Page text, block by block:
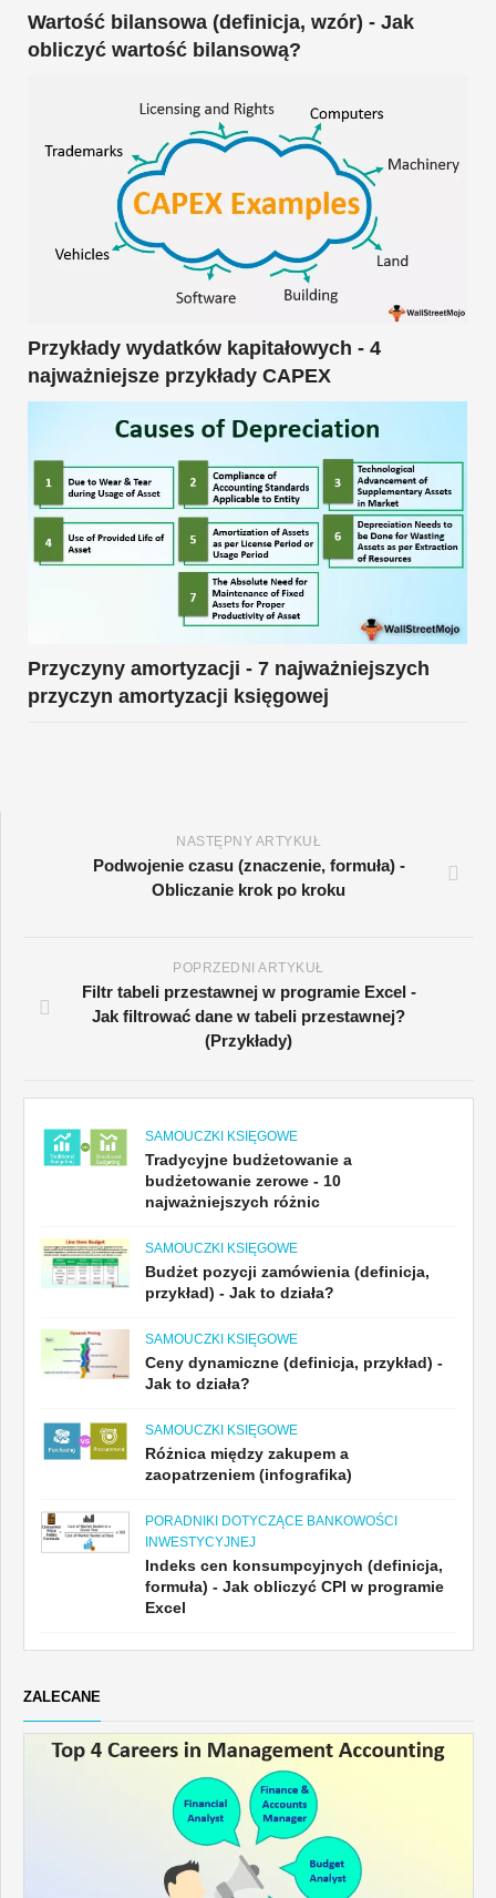
Wartość bilansowa (definicja, wzór) - Jak
obliczyć wartość bilansową?
Przykłady wydatków kapitałowych - 4
najważniejsze przykłady CAPEX
Przyczyny amortyzacji - 7 najważniejszych
przyczyn amortyzacji księgowej
NASTĘPNY ARTYKUŁ
Podwojenie czasu (znaczenie, formuła) -
Obliczanie krok po kroku
POPRZEDNI ARTYKUŁ
Filtr tabeli przestawnej w programie Excel -
Jak filtrować dane w tabeli przestawnej?
(Przykłady)
SAMOUCZKI KSIĘGOWE
Tradycyjne budżetowanie a
budżetowanie zerowe - 10
najważniejszych różnic
SAMOUCZKI KSIĘGOWE
Budżet pozycji zamówienia (definicja,
przykład) - Jak to działa?
SAMOUCZKI KSIĘGOWE
Ceny dynamiczne (definicja, przykład) -
Jak to działa?
SAMOUCZKI KSIĘGOWE
Różnica między zakupem a
zaopatrzeniem (infografika)
PORADNIKI DOTYCZĄCE BANKOWOŚCI
INWESTYCYJNEJ
Indeks cen konsumpcyjnych (definicja,
formuła) - Jak obliczyć CPI w programie
Excel
ZALECANE